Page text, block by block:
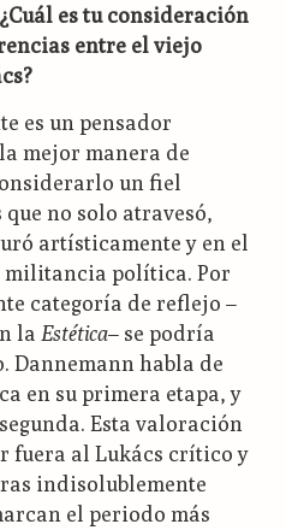
es tu consideración
entre el viejo
es un pensador
mejor manera de
un fiel
no solo atravesó,
artísticamente y en el
militancia política. Por
categoría de reflejo –
laEstética– se podría
Dannemann habla de
en su primera etapa, y
Esta valoración
fuera al Lukács crítico y
indisolublemente
el periodo más